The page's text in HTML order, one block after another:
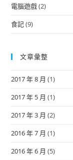
電腦遊戲(2)
食記(9)
文章彙整
2017 年 8 月 (1)
2017 年 5 月 (1)
2017 年 3 月 (2)
2016 年 7 月 (1)
2016 年 6 月 (5)